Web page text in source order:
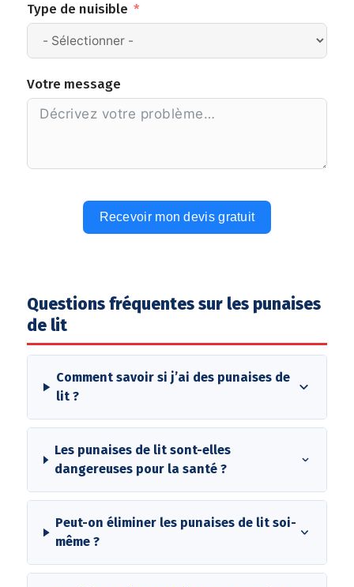
Type de nuisible
Votre message
Recevoir mon devis gratuit
Questions fréquentes sur les punaises
de lit
Comment savoir si j’ai des punaises de
lit ?
Les punaises de lit sont-elles
dangereuses pour la santé ?
Peut-on éliminer les punaises de lit soi-
même ?